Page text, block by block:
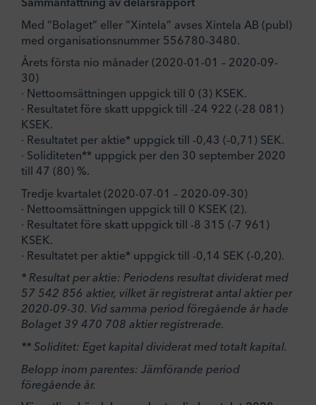
Med ”Bolaget” eller ”Xintela” avses Xintela AB (publ)
med organisationsnummer 556780-3480.
Årets första nio månader (2020-01-01 – 2020-09-
30)
· Nettoomsättningen uppgick till 0 (3) KSEK.
· Resultatet före skatt uppgick till -24 922 (-28 081)
KSEK.
· Resultatet per aktie* uppgick till -0,43 (-0,71) SEK.
· Soliditeten** uppgick per den 30 september 2020
till 47 (80) %.
Tredje kvartalet (2020-07-01 – 2020-09-30)
· Nettoomsättningen uppgick till 0 KSEK (2).
· Resultatet före skatt uppgick till -8 315 (-7 961)
KSEK.
· Resultatet per aktie* uppgick till -0,14 SEK (-0,20).
* Resultat per aktie: Periodens resultat dividerat med
57 542 856 aktier, vilket är registrerat antal aktier per
2020-09-30. Vid samma period föregående år hade
Bolaget 39 470 708 aktier registrerade.
** Soliditet: Eget kapital dividerat med totalt kapital.
Belopp inom parentes: Jämförande period
föregående år.